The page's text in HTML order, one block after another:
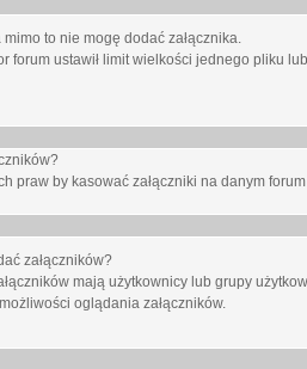
to nie mogę dodać załącznika.
forum ustawił limit wielkości jednego pliku
praw by kasować załączniki na danym
załączników?
mają użytkownicy lub grupy
oglądania załączników.